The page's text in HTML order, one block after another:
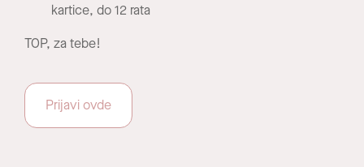
kartice, do 12 rata
TOP, za tebe!
Prijavi ovde